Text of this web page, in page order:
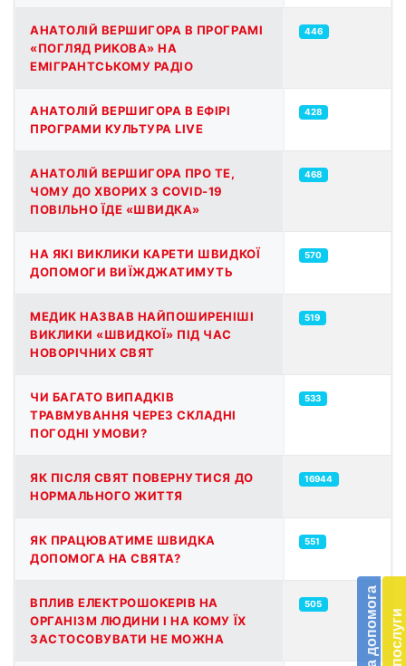
АНАТОЛІЙ ВЕРШИГОРА В ПРОГРАМІ
«ПОГЛЯД РИКОВА» НА
ЕМІГРАНТСЬКОМУ РАДІО
446
АНАТОЛІЙ ВЕРШИГОРА В ЕФІРІ
ПРОГРАМИ КУЛЬТУРА LIVE
428
АНАТОЛІЙ ВЕРШИГОРА ПРО ТЕ,
ЧОМУ ДО ХВОРИХ З COVID-19
ПОВІЛЬНО ЇДЕ «ШВИДКА»
468
НА ЯКІ ВИКЛИКИ КАРЕТИ ШВИДКОЇ
ДОПОМОГИ ВИЇЖДЖАТИМУТЬ
570
МЕДИК НАЗВАВ НАЙПОШИРЕНІШІ
ВИКЛИКИ «ШВИДКОЇ» ПІД ЧАС
НОВОРІЧНИХ СВЯТ
519
ЧИ БАГАТО ВИПАДКІВ
ТРАВМУВАННЯ ЧЕРЕЗ СКЛАДНІ
ПОГОДНІ УМОВИ?
533
ЯК ПІСЛЯ СВЯТ ПОВЕРНУТИСЯ ДО
НОРМАЛЬНОГО ЖИТТЯ
16944
ЯК ПРАЦЮВАТИМЕ ШВИДКА
ДОПОМОГА НА СВЯТА?
551
ВПЛИВ ЕЛЕКТРОШОКЕРІВ НА
ОРГАНІЗМ ЛЮДИНИ І НА КОМУ ЇХ
ЗАСТОСОВУВАТИ НЕ МОЖНА
505